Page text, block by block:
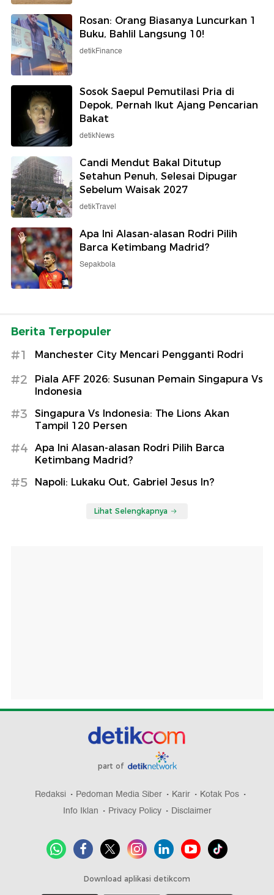
Rosan: Orang Biasanya Luncurkan 1
Buku, Bahlil Langsung 10!
detikFinance
Sosok Saepul Pemutilasi Pria di
Depok, Pernah Ikut Ajang Pencarian
Bakat
detikNews
Candi Mendut Bakal Ditutup
Setahun Penuh, Selesai Dipugar
Sebelum Waisak 2027
detikTravel
Apa Ini Alasan-alasan Rodri Pilih
Barca Ketimbang Madrid?
Sepakbola
Berita Terpopuler
#1 Manchester City Mencari Pengganti Rodri
#2
Piala AFF 2026: Susunan Pemain Singapura Vs
Indonesia
#3
Singapura Vs Indonesia: The Lions Akan
Tampil 120 Persen
#4
Apa Ini Alasan-alasan Rodri Pilih Barca
Ketimbang Madrid?
#5 Napoli: Lukaku Out, Gabriel Jesus In?
Lihat Selengkapnya
part of
Redaksi Pedoman Media Siber Karir
Kotak Pos
Info Iklan
Privacy Policy Disclaimer
Download aplikasi detikcom